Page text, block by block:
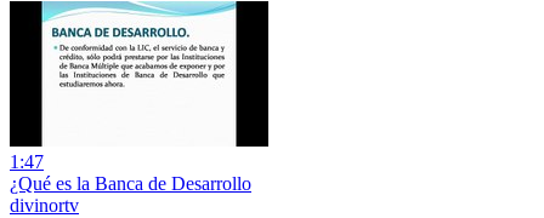
1:47
¿Qué es la Banca de Desarrollo
divinortv